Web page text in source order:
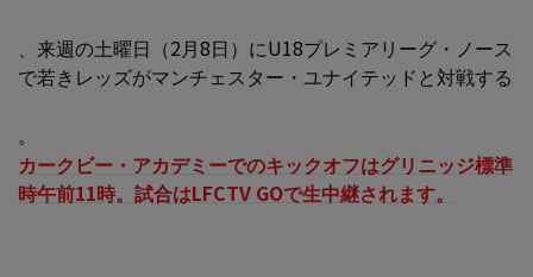
、来週の土曜日（2月8日）にU18プレミアリーグ・ノース
で若きレッズがマンチェスター・ユナイテッドと対戦する
。
カークビー・アカデミーでのキックオフはグリニッジ標準
時午前11時。試合はLFCTV GOで生中継されます。